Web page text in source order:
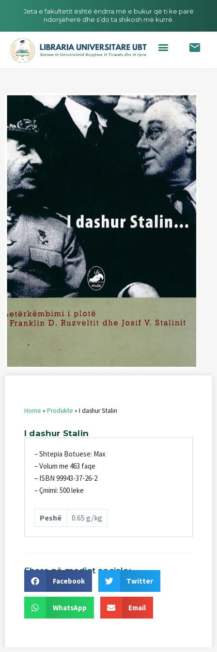
Jeta e fakultetit është ëndrra më e bukur që ti ke parë
ndonjëherë dhe s’do ta shikosh më kurrë.
Home » Produkte » I dashur Stalin
I dashur Stalin
– Shtepia Botuese: Max
– Volum me 463 faqe
– ISBN 99943-37-26-2
– Çmimi: 500 leke
Peshë 0.65 g/kg
Share në mediat sociale:
Facebook Twitter
WhatsApp Email